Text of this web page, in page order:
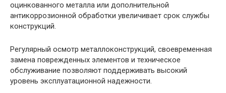
оцинкованного металла или дополнительной
антикоррозионной обработки увеличивает срок службы
конструкций.
Регулярный осмотр металлоконструкций, своевременная
замена поврежденных элементов и техническое
обслуживание позволяют поддерживать высокий
уровень эксплуатационной надежности.